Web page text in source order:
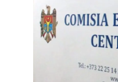
Premierul Republicii